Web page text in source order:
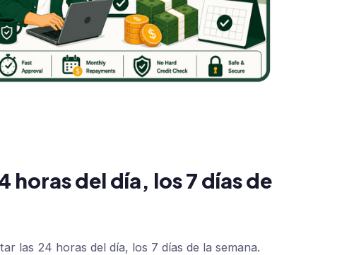
horas del día, los 7 días de
las 24 horas del día, los 7 días de la semana.